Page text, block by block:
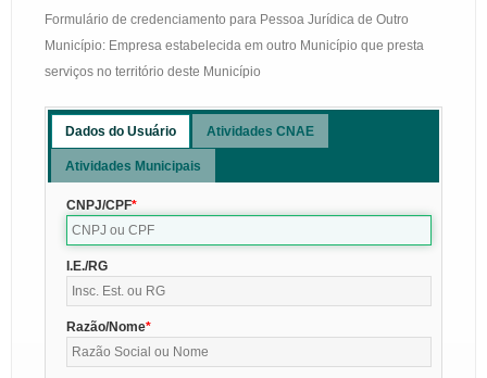
Formulário de credenciamento para Pessoa Jurídica de Outro
Município: Empresa estabelecida em outro Município que presta
serviços no território deste Município
Dados do Usuário Atividades CNAE
Atividades Municipais
CNPJ/CPF
I.E./RG
Razão/Nome